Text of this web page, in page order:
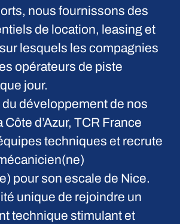
nous fournissons des
de location, leasing et
lesquels les compagnies
opérateurs de piste
jour.
du développement de nos
d’Azur, TCR France
techniques et recrute
pour son escale de Nice.
unique de rejoindre un
technique stimulant et